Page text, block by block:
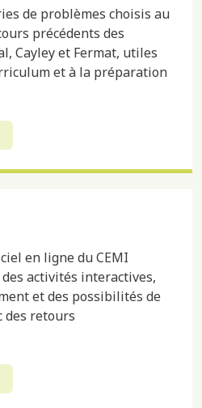
de problèmes choisis au
précédents des
Cayley et Fermat, utiles
et à la préparation
en ligne du CEMI
activités interactives,
et des possibilités de
des retours